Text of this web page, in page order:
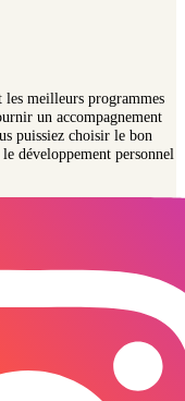
les meilleurs programmes
un accompagnement
puissiez choisir le bon
développement personnel